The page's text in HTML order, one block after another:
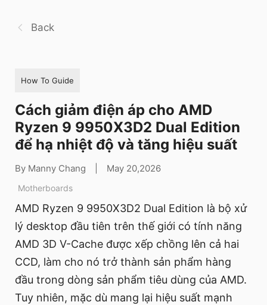
Back
How To Guide
Cách giảm điện áp cho AMD
Ryzen 9 9950X3D2 Dual Edition
để hạ nhiệt độ và tăng hiệu suất
By Manny Chang May 20,2026
Motherboards
AMD Ryzen 9 9950X3D2 Dual Edition là bộ xử
lý desktop đầu tiên trên thế giới có tính năng
AMD 3D V-Cache được xếp chồng lên cả hai
CCD, làm cho nó trở thành sản phẩm hàng
đầu trong dòng sản phẩm tiêu dùng của AMD.
Tuy nhiên, mặc dù mang lại hiệu suất mạnh